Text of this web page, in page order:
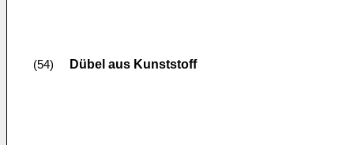
(54) Dübel aus Kunststoff